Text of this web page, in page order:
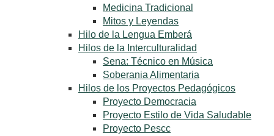
Medicina Tradicional
Mitos y Leyendas
Hilo de la Lengua Emberá
Hilos de la Interculturalidad
Sena: Técnico en Música
Soberania Alimentaria
Hilos de los Proyectos Pedagógicos
Proyecto Democracia
Proyecto Estilo de Vida Saludable
Proyecto Pescc